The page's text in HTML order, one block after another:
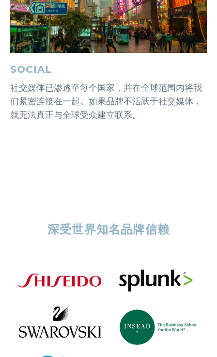
SOCIAL
社交媒体已渗透至每个国家，并在全球范围内将我
们紧密连接在一起。如果品牌不活跃于社交媒体，
就无法真正与全球受众建立联系。
深受世界知名品牌信赖